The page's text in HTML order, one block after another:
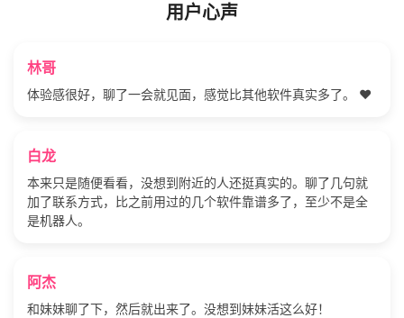
用户心声
林哥
体验感很好，聊了一会就见面，感觉比其他软件真实多了。 ❤️
白龙
本来只是随便看看，没想到附近的人还挺真实的。聊了几句就
加了联系方式，比之前用过的几个软件靠谱多了，至少不是全
是机器人。
阿杰
和妹妹聊了下，然后就出来了。没想到妹妹活这么好！